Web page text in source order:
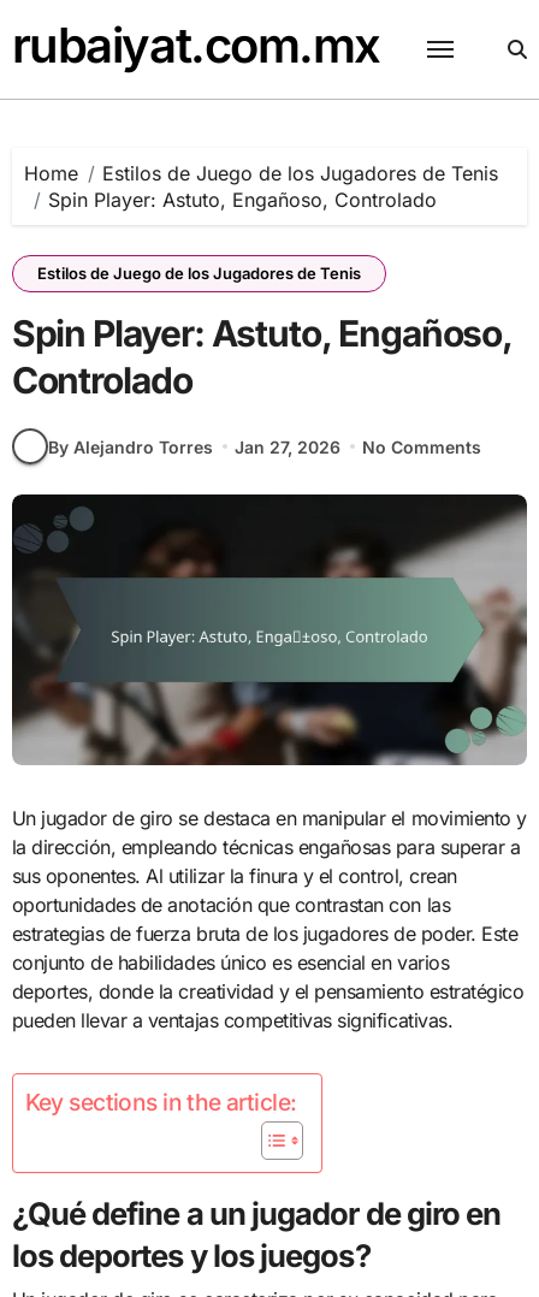
to
content
rubaiyat.com.mx
Home
Estilos de Juego de los Jugadores de Tenis
Spin Player: Astuto, Engañoso, Controlado
Estilos de Juego de los Jugadores de Tenis
Spin Player: Astuto, Engañoso,
Controlado
By Alejandro Torres Jan 27, 2026 No Comments
Un jugador de giro se destaca en manipular el movimiento y
la dirección, empleando técnicas engañosas para superar a
sus oponentes. Al utilizar la finura y el control, crean
oportunidades de anotación que contrastan con las
estrategias de fuerza bruta de los jugadores de poder. Este
conjunto de habilidades único es esencial en varios
deportes, donde la creatividad y el pensamiento estratégico
pueden llevar a ventajas competitivas significativas.
Key sections in the article:
¿Qué define a un jugador de giro en
los deportes y los juegos?